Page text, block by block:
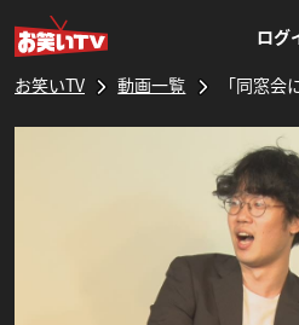
ログ
お笑いTV 動画一覧 「同窓